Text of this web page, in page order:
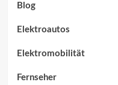
Blog
Elektroautos
Elektromobilität
Fernseher